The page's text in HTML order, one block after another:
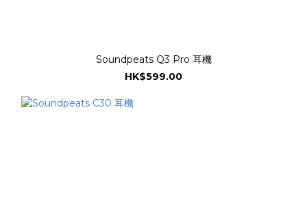
Soundpeats Q3 Pro 耳機
HK$599.00